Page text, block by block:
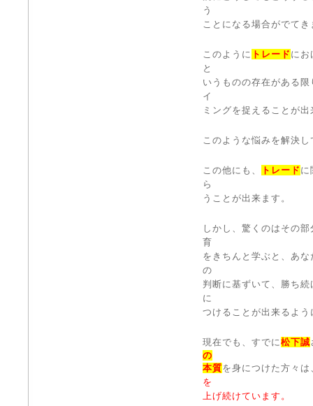
う
ことになる場合がでてき
このように トレード にお
と
いうものの存在がある
イ
ミングを捉えることが
このような悩みを解決
この他にも、 トレード に
ら
うことが出来ます。
しかし、驚くのはその
育
をきちんと学ぶと、あ
の
判断に基ずいて、勝ち
に
つけることが出来るよう
現在でも、すでに松下誠
の
本質を身につけた方々は
を
上げ続けています。